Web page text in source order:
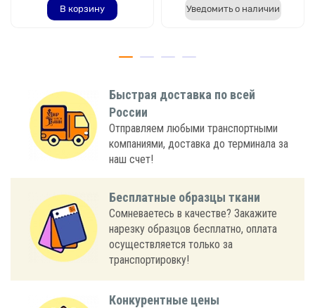
В корзину Уведомить о наличии
Быстрая доставка по всей
России
Отправляем любыми транспортными
компаниями, доставка до терминала за
наш счет!
Бесплатные образцы ткани
Сомневаетесь в качестве? Закажите
нарезку образцов бесплатно, оплата
осуществляется только за
транспортировку!
Конкурентные цены